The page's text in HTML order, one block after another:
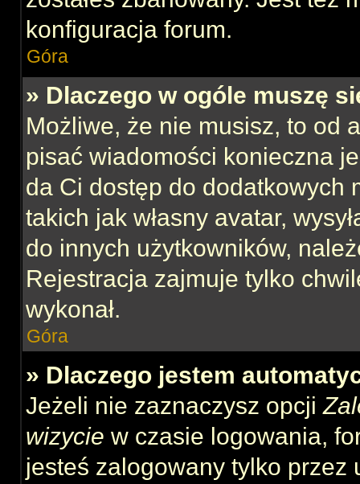
konfiguracja forum.
Góra
» Dlaczego w ogóle muszę
Możliwe, że nie musisz, to od
pisać wiadomości konieczna
da Ci dostęp do dodatkowych
takich jak własny avatar,
do innych użytkowników,
Rejestracja zajmuje tylko
wykonał.
Góra
» Dlaczego jestem
Jeżeli nie zaznaczysz opcji
wizycie w czasie logowania,
jesteś zalogowany tylko